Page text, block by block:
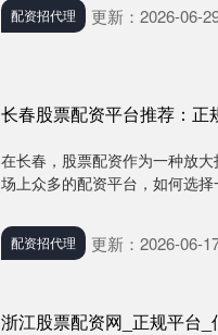
配资招代理 更新：2026-06-
长春股票配资平台推荐：正
在长春，股票配资作为一种放
场上众多的配资平台，如何选
配资招代理 更新：2026-06-
浙江股票配资网_正规平台_